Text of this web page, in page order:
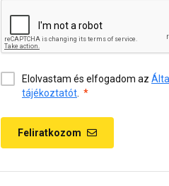
Elolvastam és elfogadom az
tájékoztatót.
Feliratkozom